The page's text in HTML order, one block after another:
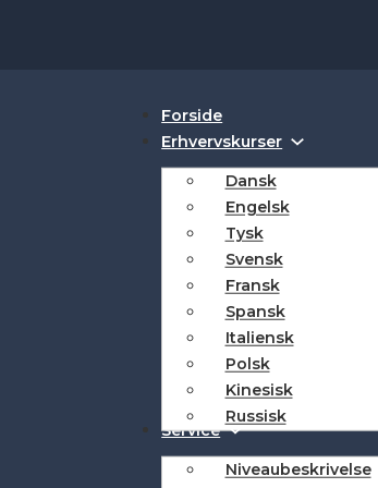
Forside
Erhvervskurser
Dansk
Engelsk
Tysk
Svensk
Fransk
Spansk
Italiensk
Polsk
Kinesisk
Russisk
Service
Niveaubeskrivelse